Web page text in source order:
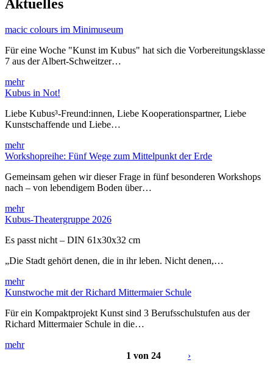
Aktuelles
macic colours im Minimuseum
Für eine Woche "Kunst im Kubus" hat sich die Vorbereitungsklasse
7 aus der Albert-Schweitzer…
mehr
Kubus in Not!
Liebe Kubus³-Freund:innen, Liebe Kooperationspartner, Liebe
Kunstschaffende und Liebe…
mehr
Workshopreihe: Fünf Wege zum Mittelpunkt der Erde
Gemeinsam gehen wir dieser Frage in fünf besonderen Workshops
nach – von lebendigem Boden über…
mehr
Kubus-Theatergruppe 2026
Es passt nicht – DIN 61x30x32 cm
„Die Stadt gehört denen, die in ihr leben. Nicht denen,…
mehr
Kunstwoche mit der Richard Mittermaier Schule
Für ein Kompaktprojekt Kunst sind 3 Berufsschulstufen aus der
Richard Mittermaier Schule in die…
mehr
1 von 24
›